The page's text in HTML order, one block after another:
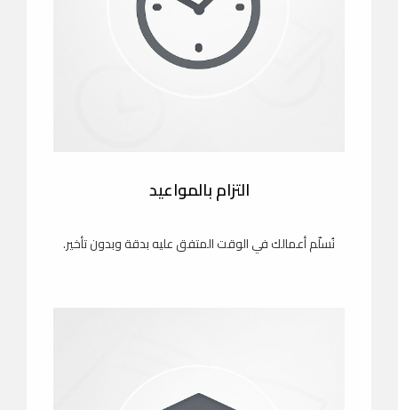
التزام بالمواعيد
نُسلّم أعمالك في الوقت المتفق عليه بدقة وبدون تأخير.